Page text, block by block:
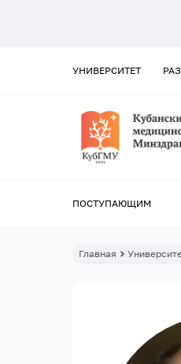
УНИВЕРСИТЕТ
ПОСТУПАЮЩИМ
Главная